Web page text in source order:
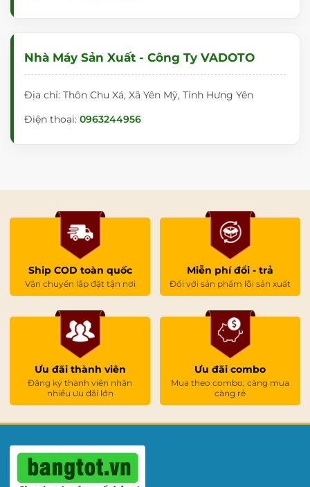
Nhà Máy Sản Xuất - Công Ty VADOTO
Địa chỉ: Thôn Chu Xá, Xã Yên Mỹ, Tỉnh Hưng Yên
Điện thoại: 0963244956
Ship COD toàn quốc
Vận chuyển lắp đặt tận nơi
Miễn phí đổi - trả
Đối với sản phẩm lỗi sản xuất
Ưu đãi thành viên
Đăng ký thành viên nhận
nhiều ưu đãi lớn
Ưu đãi combo
Mua theo combo, càng mua
càng rẻ